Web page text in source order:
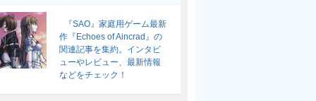
『SAO』家庭用ゲーム最新
作『Echoes of Aincrad』の
関連記事を集約。インタビ
ューやレビュー、最新情報
などをチェック！